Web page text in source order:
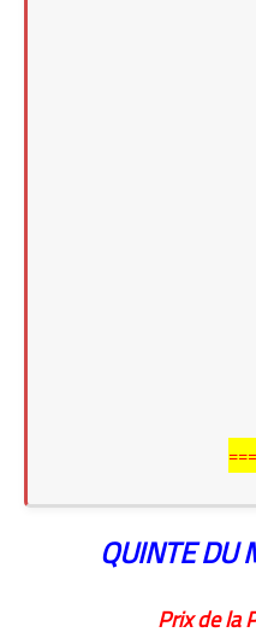
QUINTE
Prix de la